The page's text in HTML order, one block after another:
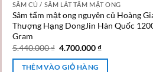
SÂM CỦ / SÂM LÁT TẨM MẬT ONG
Sâm tẩm mật ong nguyên củ Hoàng
Thượng Hạng DongJin Hàn Quốc
Gram
5.440.000₫ 4.700.000₫
THÊM VÀO GIỎ HÀNG